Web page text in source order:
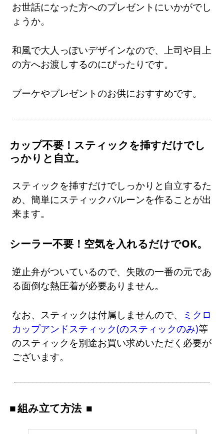
お世話になった方へのプレゼントにいかがでし
ょうか。
和風で大人っぽいデザインなので、上司や目上
の方へお渡しするのにぴったりです。
ブーケやプレゼントのお供におすすめです。
カップ不要！スティックを挿すだけでし
っかりと自立。
スティックを挿すだけでしっかりと自立するた
め、簡単にスティックバルーンを作ることが出
来ます。
シーラー不要！空気を入れるだけでOK。
逆止弁がついているので、失敗の一番の元であ
る面倒な熱圧着が必要ありません。
なお、スティックは付属しませんので、
ミクロ
カップアンドスティック(のスティックのみ)等
のスティックを別途お買い求めいただく必要が
ございます。
組み立て方法